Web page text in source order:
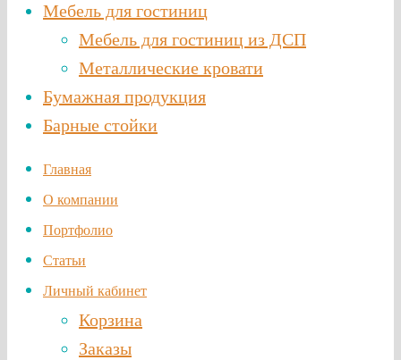
Мебель для гостиниц
Мебель для гостиниц из ДСП
Металлические кровати
Бумажная продукция
Барные стойки
Главная
О компании
Портфолио
Статьи
Личный кабинет
Корзина
Заказы